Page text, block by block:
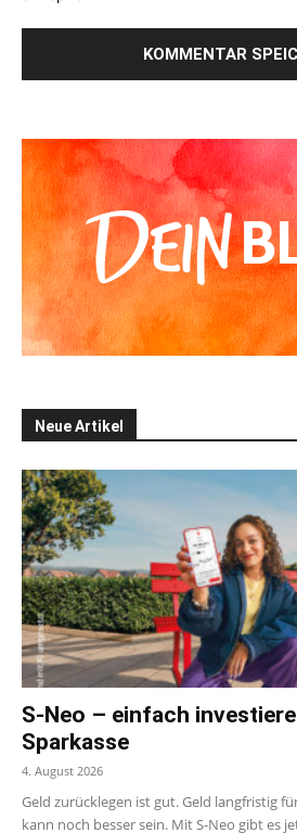
Neue Artikel
S-Neo – einfach
Sparkasse
4. August 2026
Geld zurücklegen ist gut. Geld langfristig
kann noch besser sein. Mit S-Neo gibt es